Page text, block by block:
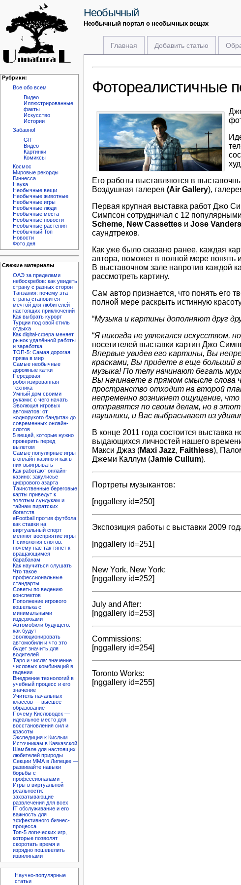
Необычный
Необычный портал о необычных вещах
Рубрики:
Все обо всем
Видео
Иллюстрированные
факты
Искусство
Истории
Забавно!
GIF
Видео
Картинки
Комиксы
Космос
Мировые рекорды
Гиннесса
Наука
Необычные вещи
Необычные животные
Необычные игры
Необычные люди
Необычные места
Необычные новости
Необычные растения
Необычный Топ
Новости
Фото дня
Свежие материалы
ОАЭ за пределами
небоскребов: как увидеть
страну с разных сторон
Танзания: почему эта
страна становится
мечтой для любителей
настоящих приключений
Как выбрать курорт
Турции под свой стиль
отдыха
Как digital-сфера меняет
рынок удалённой работы
и заработка
ТОП-5: Самая дорогая
пряжа в мир
Самые необычные
дорожные катки
Передовая
роботизированная
техника
Умный дом своими
руками: с чего начать
Эволюция игровых
автоматов: от
«однорукого бандита» до
современных онлайн-
слотов
5 вещей, которые нужно
проверить перед
вылетом
Самые популярные игры
в онлайн-казино и как в
них выигрывать
Как работают онлайн-
казино: закулисье
цифрового азарта
Таинственные береговые
карты приведут к
золотым сундукам и
тайнам пиратских
богатств
eFootball против футбола:
как ставки на
виртуальный спорт
меняют восприятие игры
Психология слотов:
почему нас так тянет к
вращающимся
барабанам
Как научиться слушать
Что такое
профессиональные
стандарты
Советы по ведению
конспектов
Пополнение игрового
кошелька с
минимальными
издержками
Автомобили будущего:
как будут
эволюционировать
автомобили и что это
будет значить для
водителей
Таро и числа: значение
числовых комбинаций в
гадании
Внедрение технологий в
учебный процесс и его
значение
Учитель начальных
классов — высшее
образование
Почему Кисловодск —
идеальное место для
восстановления сил и
красоты
Экспедиция к Кислым
Источникам в Кавказской
Шамбале для настоящих
любителей природы
Секции ММА в Липецке —
развивайте навыки
борьбы с
профессионалами
Игры в виртуальной
реальности:
захватывающие
развлечения для всех
IT обслуживание и его
важность для
эффективного бизнес-
процесса
Топ-5 логических игр,
которые позволят
скоротать время и
изрядно пошевелить
извилинами
Научно-популярные
статьи
Главная Добавить статью
Фотореалистичные
Его работы выставляются в
Воздушная галерея (Air Gallery),
Первая крупная выставка работ Джо
Симпсон сотрудничал с 12
Scheme, New Cassettes и Jose Vanders
саундтреков.
Как уже было сказано ранее, каждая
автора, поможет в полной мере понять
В выставочном зале напротив каждой
рассмотреть картину.
Сам автор признается, что понять его
полной мере раскрыть истинную
“Музыка и картины дополняют друг
“Я никогда не увлекался
посетителей выставки картин Джо
Впервые увидев его картины, Вы
красками, Вы придете в еще больший
музыка! По телу начинают бегать
Вы начинаете в прямом смысле слова
пространство отходит на второй
непременно возникнет ощущение,
отправятся по своим делам, но в
наушники, и Вас выбрасывает из
В конце 2011 года состоится
выдающихся личностей нашего
Макси Джаз (Maxi Jazz, Faithless),
Джеми Каллум (Jamie Cullum).
Портреты музыкантов:
[nggallery id=250]
Экспозиция работы с выставки 2009
[nggallery id=251]
New York, New York:
[nggallery id=252]
July and After:
[nggallery id=253]
Commissions:
[nggallery id=254]
Toronto Works:
[nggallery id=255]